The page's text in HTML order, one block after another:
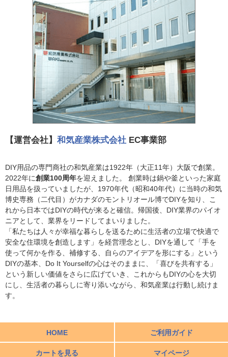
【運営会社】 和気産業株式会社 EC事業部
DIY用品の専門商社の和気産業は1922年（大正11年）大阪で創業。
2022年に創業100周年を迎えました。 創業時は鍋や釜といった家庭
日用品を扱っていましたが、1970年代（昭和40年代）に当時の和気
博史専務（二代目）がカナダのモントリオール博でDIYを知り、こ
れから日本ではDIYの時代が来ると確信。帰国後、DIY業界のパイオ
ニアとして、業界をリードしてまいりました。
「私たちは人々が幸福な暮らしを送るために生活者の立場で快適で
安全な住環境を創造します」を経営理念とし、DIYを通して「手を
使って何かを作る、補修する、自らのアイデアを形にする」という
DIYの基本、Do It Yourselfの心はそのままに、「喜びを共有する」
という新しい価値をさらに広げていき、これからもDIYの心を大切
にし、生活者の暮らしに寄り添いながら、和気産業は行動し続けま
す。
HOME ご利用ガイド
カートを見る マイページ